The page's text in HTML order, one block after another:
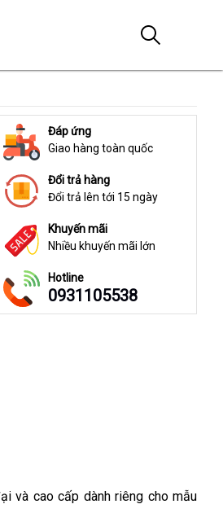
Đáp ứng
Giao hàng toàn quốc
Đổi trả hàng
Đổi trả lên tới 15 ngày
Khuyến mãi
Nhiều khuyến mãi lớn
Hotline
0931105538
và cao cấp dành riêng cho mẫu